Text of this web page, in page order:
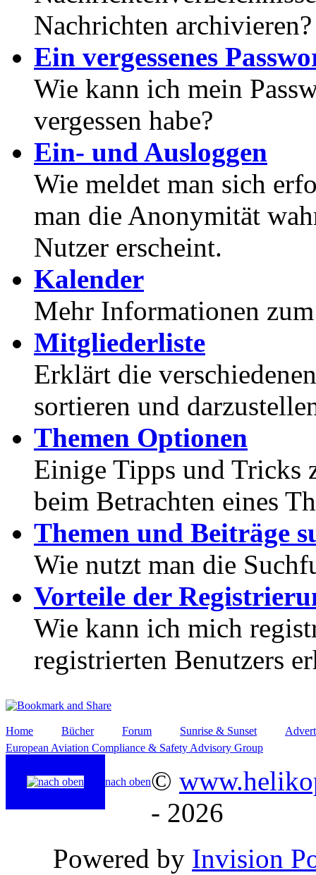
Nachrichten archivieren?
Ein vergessenes
Wie kann ich mein
vergessen habe?
Ein- und Ausloggen
Wie meldet man sich
man die Anonymität
Nutzer erscheint.
Kalender
Mehr Informationen
Mitgliederliste
Erklärt die
sortieren und
Themen Optionen
Einige Tipps und Tricks
beim Betrachten eines
Themen und Beiträge
Wie nutzt man die
Vorteile der
Wie kann ich mich
registrierten Benutzers
Home Bücher Forum Sunrise & Sunset
European Aviation Compliance & Safety Advisory Group
nach oben©
- 2026
Powered by Invision